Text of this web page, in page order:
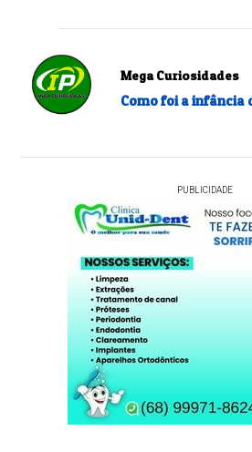
Mega Curiosidades
Como foi a infância
PUBLICIDADE